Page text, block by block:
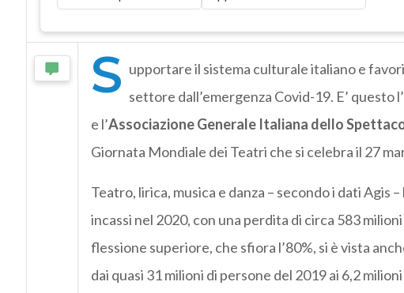
S upportare il sistema culturale italiano e
settore dall’emergenza Covid-19. E’
e l’Associazione Generale Italiana dello
Giornata Mondiale dei Teatri che si celebra il 27
Teatro, lirica, musica e danza – secondo i dati Agis
incassi nel 2020, con una perdita di circa 583
flessione superiore, che sfiora l’80%, si è vista
dai quasi 31 milioni di persone del 2019 ai 6,2